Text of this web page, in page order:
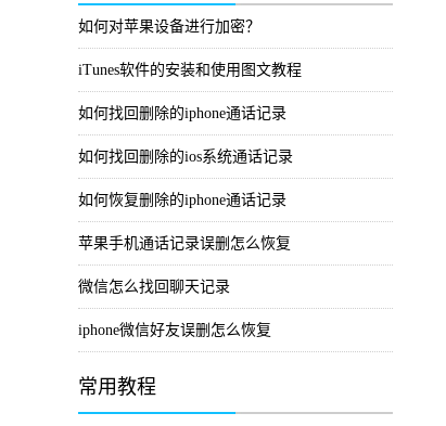
如何对苹果设备进行加密？
iTunes软件的安装和使用图文教程
如何找回删除的iphone通话记录
如何找回删除的ios系统通话记录
如何恢复删除的iphone通话记录
苹果手机通话记录误删怎么恢复
微信怎么找回聊天记录
iphone微信好友误删怎么恢复
常用教程